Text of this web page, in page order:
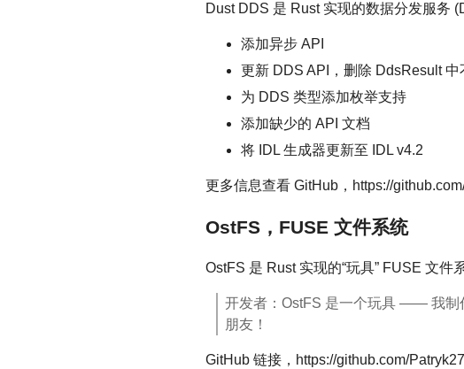
Dust DDS 是 Rust 实现的数据分发服务
添加异步 API
更新 DDS API，删除 DdsResult
为 DDS 类型添加枚举支持
添加缺少的 API 文档
将 IDL 生成器更新至 IDL v4.2
更多信息查看 GitHub，https://
OstFS，FUSE 文件系统
OstFS 是 Rust 实现的“玩具” FUSE 文件
开发者：OstFS 是一个玩具 —— 我制
朋友！
GitHub 链接，https://github.com/